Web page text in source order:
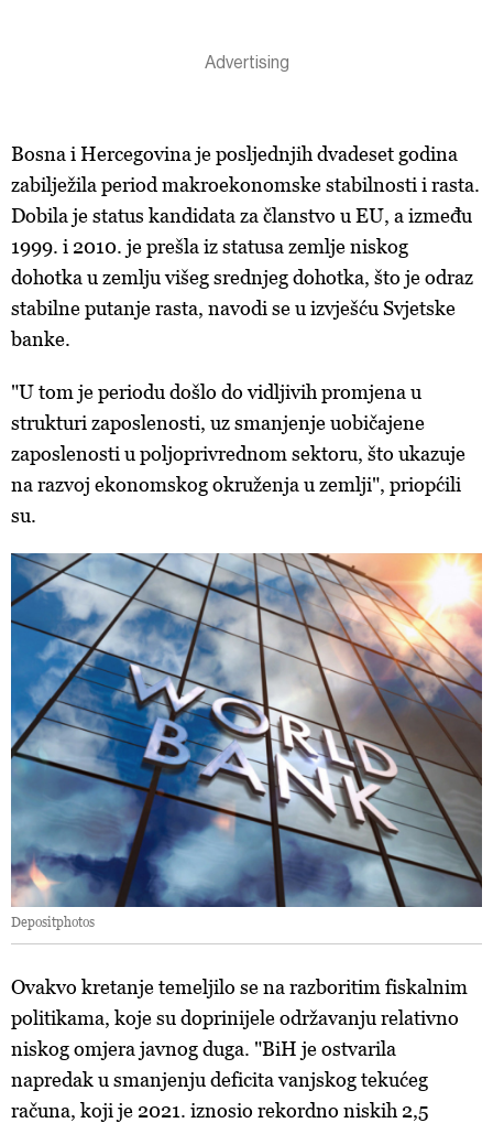
Bosna i Hercegovina je posljednjih dvadeset godina
zabilježila period makroekonomske stabilnosti i rasta.
Dobila je status kandidata za članstvo u EU, a između
1999. i 2010. je prešla iz statusa zemlje niskog
dohotka u zemlju višeg srednjeg dohotka, što je odraz
stabilne putanje rasta, navodi se u izvješću Svjetske
banke.
"U tom je periodu došlo do vidljivih promjena u
strukturi zaposlenosti, uz smanjenje uobičajene
zaposlenosti u poljoprivrednom sektoru, što ukazuje
na razvoj ekonomskog okruženja u zemlji", priopćili
su.
Depositphotos
Ovakvo kretanje temeljilo se na razboritim fiskalnim
politikama, koje su doprinijele održavanju relativno
niskog omjera javnog duga. "BiH je ostvarila
napredak u smanjenju deficita vanjskog tekućeg
računa, koji je 2021. iznosio rekordno niskih 2,5